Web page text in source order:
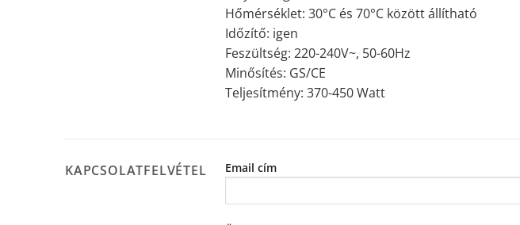
Hőmérséklet: 30°C és 70°C között állítható
Időzítő: igen
Feszültség: 220-240V~, 50-60Hz
Minősítés: GS/CE
Teljesítmény: 370-450 Watt
KAPCSOLATFELVÉTEL Email cím